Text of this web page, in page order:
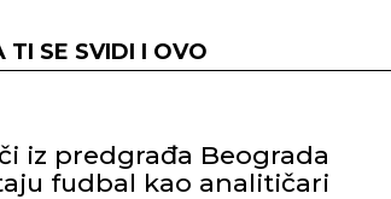
TI SE SVIDI I OVO
iz predgrađa Beograda
fudbal kao analitičari